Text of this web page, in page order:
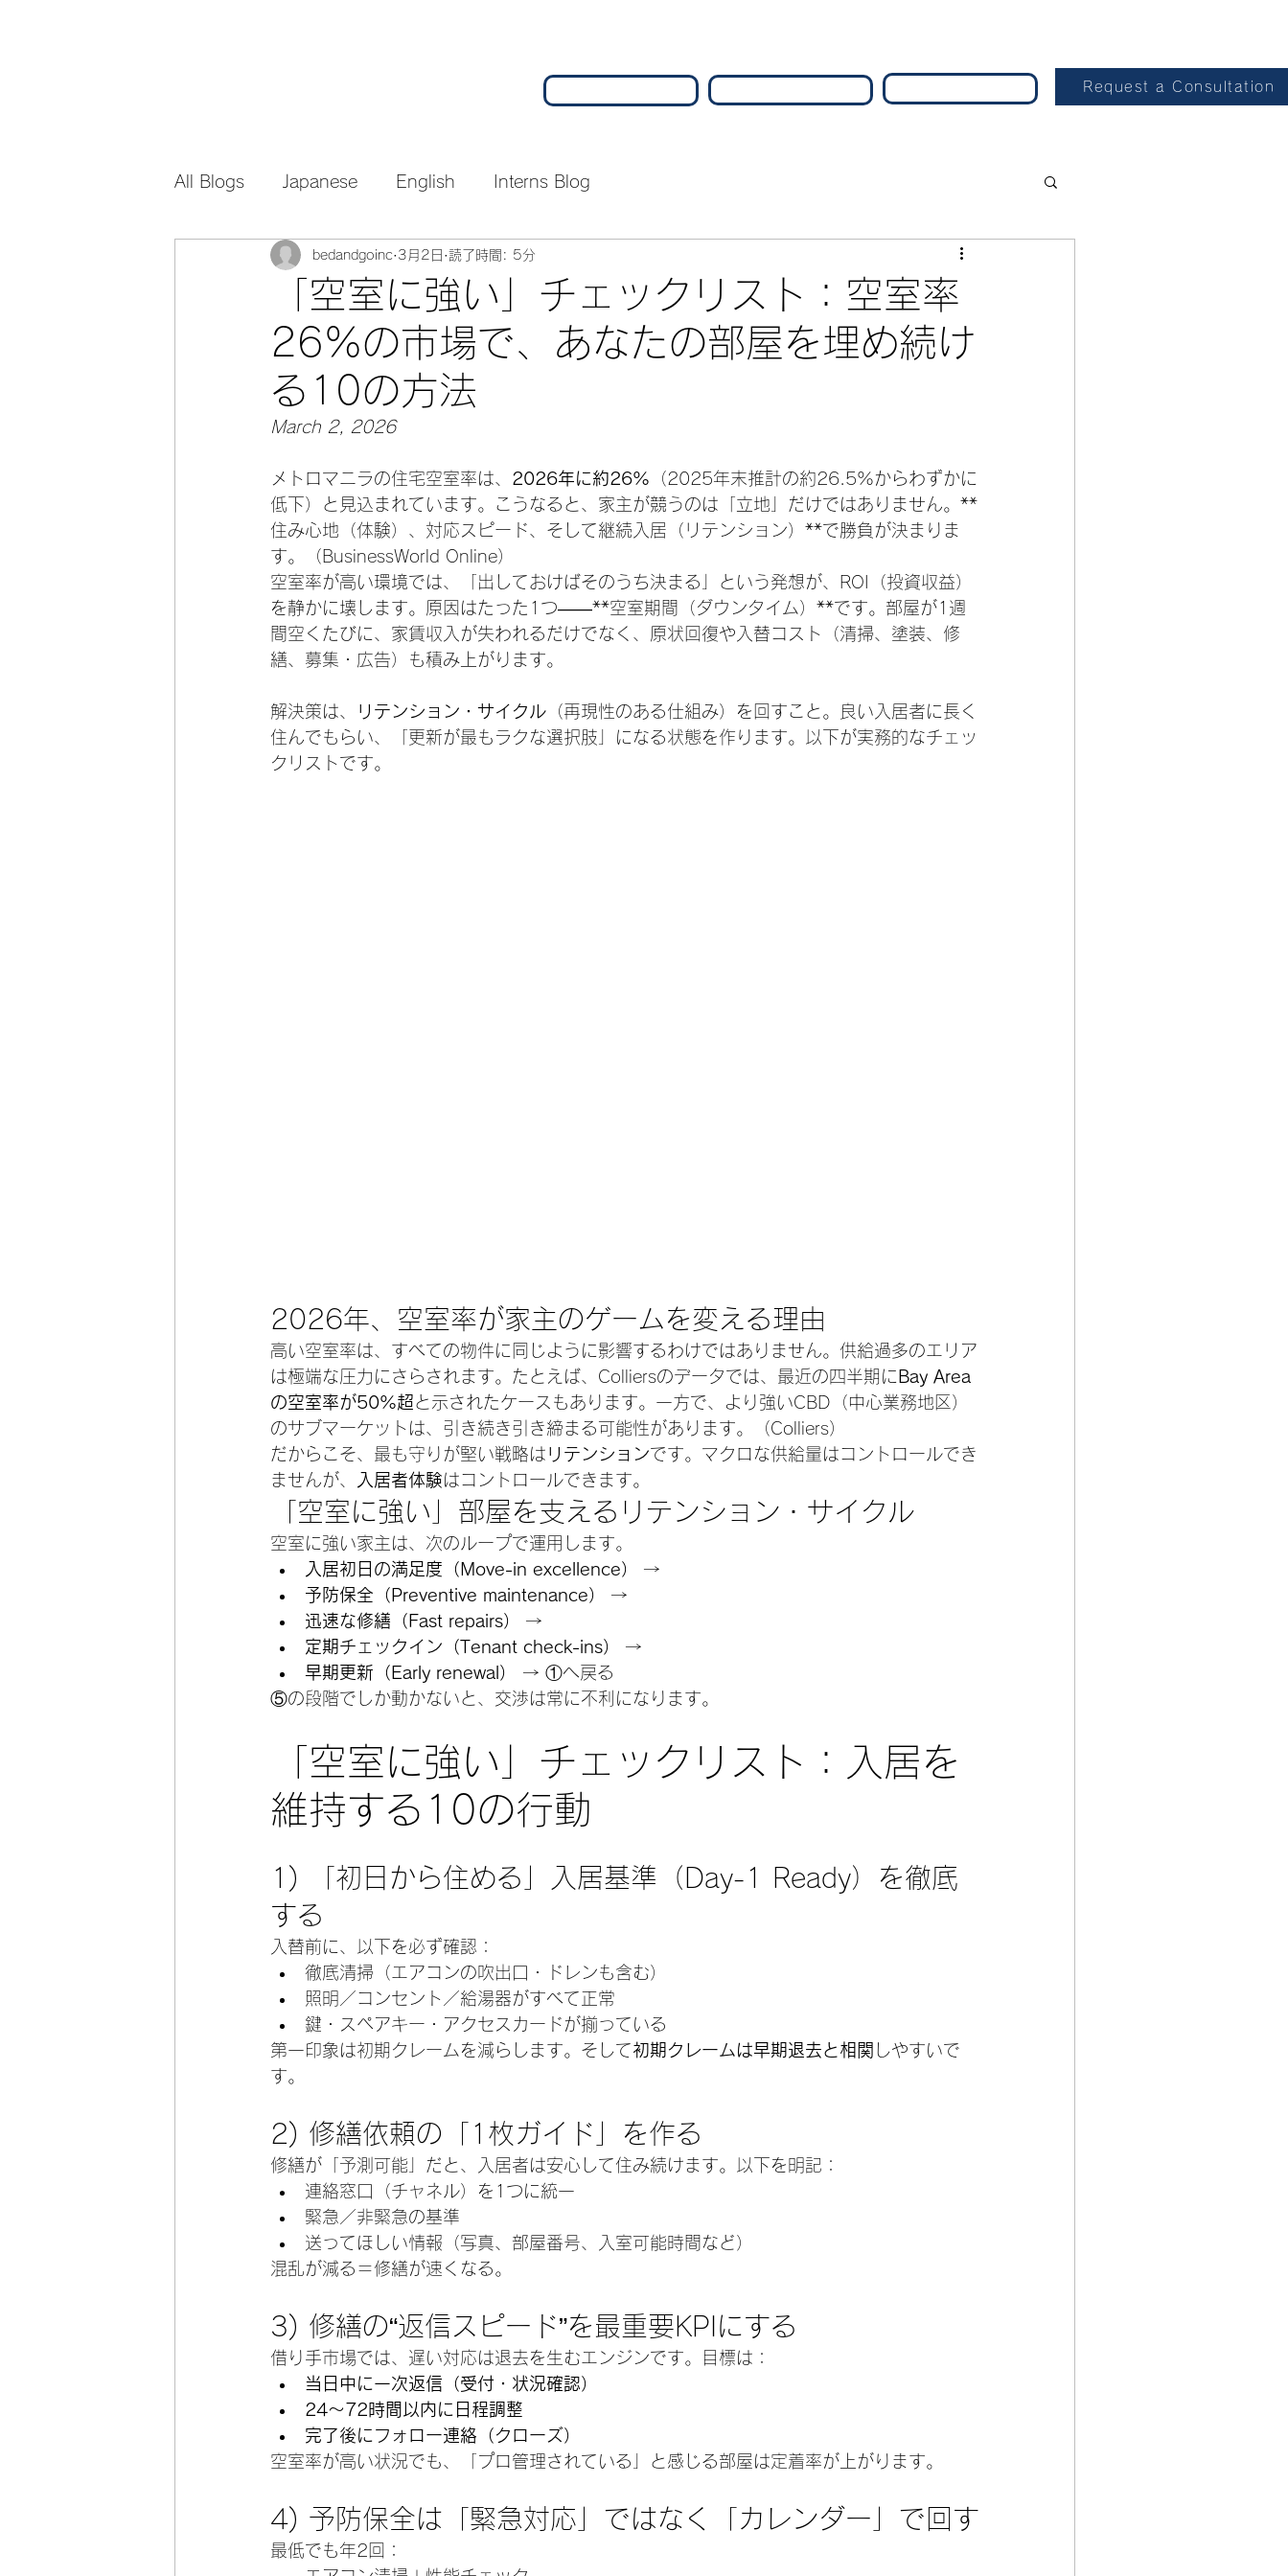
Request a Consultation
All Blogs Japanese English Interns Blog
「空室に強い」チェックリスト：空室率
26%の市場で、あなたの部屋を埋め続け
る10の方法
bedandgoinc 3月2日 読了時間: 5分
March 2, 2026
メトロマニラの住宅空室率は、 2026年に約26% （2025年末推計の約26.5%からわずかに
低下）と見込まれています。こうなると、家主が競うのは「立地」だけではありません。**
住み心地（体験）、対応スピード、そして継続入居（リテンション）**で勝負が決まりま
す。（BusinessWorld Online）
空室率が高い環境では、「出しておけばそのうち決まる」という発想が、ROI（投資収益）
を静かに壊します。原因はたった1つ——**空室期間（ダウンタイム）**です。部屋が1週
間空くたびに、家賃収入が失われるだけでなく、原状回復や入替コスト（清掃、塗装、修
繕、募集・広告）も積み上がります。
解決策は、 リテンション・サイクル （再現性のある仕組み）を回すこと。良い入居者に長く
住んでもらい、「更新が最もラクな選択肢」になる状態を作ります。以下が実務的なチェッ
クリストです。
2026年、空室率が家主のゲームを変える理由
高い空室率は、すべての物件に同じように影響するわけではありません。供給過多のエリア
は極端な圧力にさらされます。たとえば、Colliersのデータでは、最近の四半期に Bay Area
の空室率が50%超と示されたケースもあります。一方で、より強いCBD（中心業務地区）
のサブマーケットは、引き続き引き締まる可能性があります。（Colliers）
だからこそ、最も守りが堅い戦略は リテンションです。マクロな供給量はコントロールでき
ませんが、
入居者体験はコントロールできます。
「空室に強い」部屋を支えるリテンション・サイクル
空室に強い家主は、次のループで運用します。
入居初日の満足度（Move-in excellence）
→
予防保全（Preventive maintenance）
→
迅速な修繕（Fast repairs）
→
定期チェックイン（Tenant check-ins）
→
早期更新（Early renewal）
→ ①へ戻る
⑤の段階でしか動かないと、交渉は常に不利になります。
「空室に強い」チェックリスト：入居を
維持する10の行動
1) 「初日から住める」入居基準（Day-1 Ready）を徹底
する
入替前に、以下を必ず確認：
徹底清掃（エアコンの吹出口・ドレンも含む）
照明／コンセント／給湯器がすべて正常
鍵・スペアキー・アクセスカードが揃っている
第一印象は初期クレームを減らします。そして初期クレームは早期退去と相関 しやすいで
す。
2) 修繕依頼の「1枚ガイド」を作る
修繕が「予測可能」だと、入居者は安心して住み続けます。以下を明記：
連絡窓口（チャネル）を1つに統一
緊急／非緊急の基準
送ってほしい情報（写真、部屋番号、入室可能時間など）
混乱が減る＝修繕が速くなる。
3) 修繕の“返信スピード”を最重要KPIにする
借り手市場では、遅い対応は退去を生むエンジンです。目標は：
当日中に一次返信（受付・状況確認）
24〜72時間以内に日程調整
完了後にフォロー連絡（クローズ）
空室率が高い状況でも、「プロ管理されている」と感じる部屋は定着率が上がります。
4) 予防保全は「緊急対応」ではなく「カレンダー」で回す
最低でも年2回：